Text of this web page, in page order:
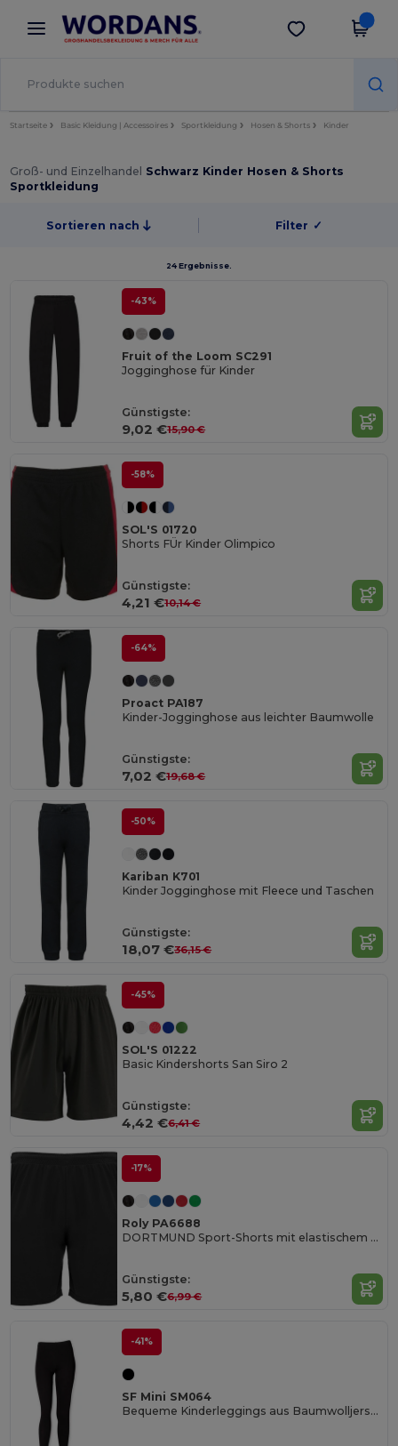
× Wordans App
Bessere Preise in der App!
App holen
Startseite Basic Kleidung | Accessoires Sportkleidung Hosen & Shorts Kinder
Groß- und Einzelhandel Schwarz Kinder Hosen & Shorts
Sportkleidung
Sortieren nach Filter ✓
24 Ergebnisse.
-43%
Fruit of the Loom SC291
Jogginghose für Kinder
Günstigste:
9,02 €15,90 €
-58%
SOL'S 01720
Shorts FÜr Kinder Olimpico
Günstigste:
4,21 €10,14 €
-64%
Proact PA187
Kinder-Jogginghose aus leichter Baumwolle
Günstigste:
7,02 €19,68 €
-50%
Kariban K701
Kinder Jogginghose mit Fleece und Taschen
Günstigste:
18,07 €36,15 €
-45%
SOL'S 01222
Basic Kindershorts San Siro 2
Günstigste:
4,42 €6,41 €
-17%
Roly PA6688
DORTMUND Sport-Shorts mit elastischem Bund und innenliegendem Kordelzug und Sicherheitsnähten
Günstigste:
5,80 €6,99 €
-41%
SF Mini SM064
Bequeme Kinderleggings aus Baumwolljersey